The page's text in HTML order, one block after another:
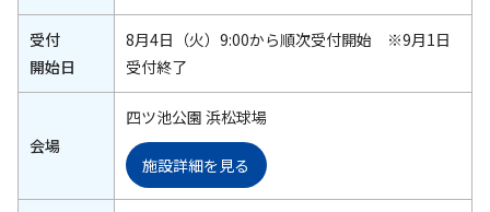
受付
開始日
8月4日（火）9:00から順次受付開始 ※9月1日
受付終了
会場
四ツ池公園 浜松球場
施設詳細を見る